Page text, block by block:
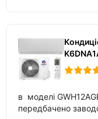
в моделі
передбачено